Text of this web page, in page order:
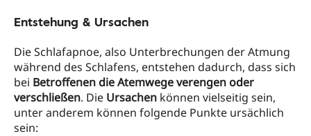
Entstehung & Ursachen
Die Schlafapnoe, also Unterbrechungen der Atmung
während des Schlafens, entstehen dadurch, dass sich
bei Betroffenen die Atemwege verengen oder
verschließen. Die Ursachen können vielseitig sein,
unter anderem können folgende Punkte ursächlich
sein: